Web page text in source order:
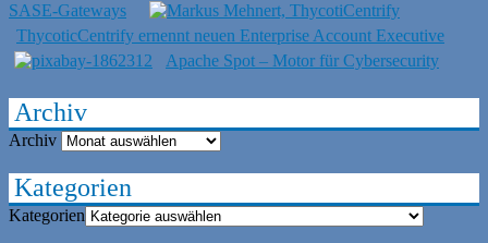
SASE-Gateways
ThycoticCentrify ernennt neuen Enterprise Account Executive
Apache Spot – Motor für Cybersecurity
Archiv
Archiv
Kategorien
Kategorien